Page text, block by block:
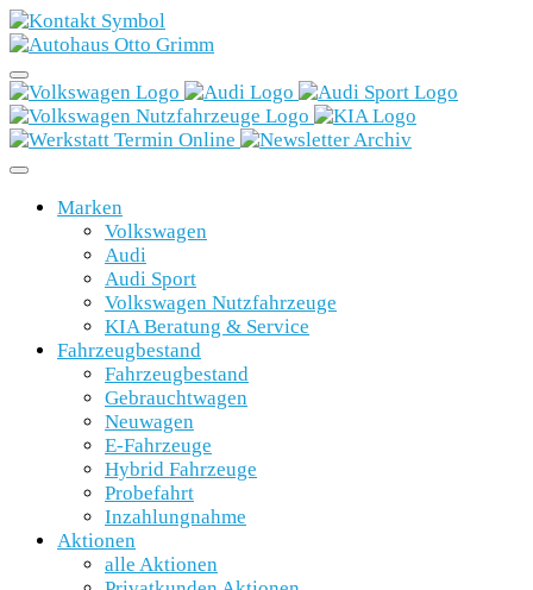
Marken
Volkswagen
Audi
Audi Sport
Volkswagen Nutzfahrzeuge
KIA Beratung & Service
Fahrzeugbestand
Fahrzeugbestand
Gebrauchtwagen
Neuwagen
E-Fahrzeuge
Hybrid Fahrzeuge
Probefahrt
Inzahlungnahme
Aktionen
alle Aktionen